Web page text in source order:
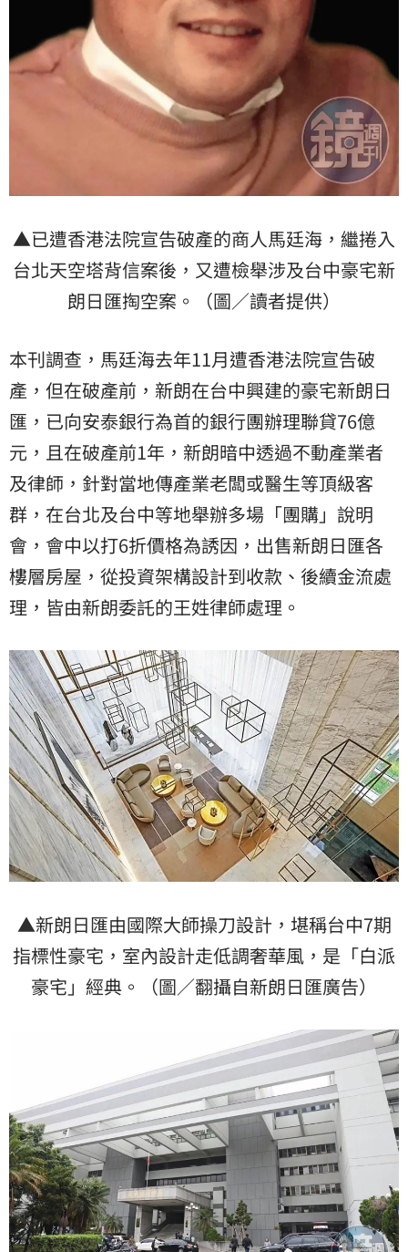
▲已遭香港法院宣告破產的商人馬廷海，繼捲入
台北天空塔背信案後，又遭檢舉涉及台中豪宅新
朗日匯掏空案。（圖／讀者提供）
本刊調查，馬廷海去年11月遭香港法院宣告破
產，但在破產前，新朗在台中興建的豪宅新朗日
匯，已向安泰銀行為首的銀行團辦理聯貸76億
元，且在破產前1年，新朗暗中透過不動產業者
及律師，針對當地傳產業老闆或醫生等頂級客
群，在台北及台中等地舉辦多場「團購」說明
會，會中以打6折價格為誘因，出售新朗日匯各
樓層房屋，從投資架構設計到收款、後續金流處
理，皆由新朗委託的王姓律師處理。
▲新朗日匯由國際大師操刀設計，堪稱台中7期
指標性豪宅，室內設計走低調奢華風，是「白派
豪宅」經典。（圖／翻攝自新朗日匯廣告）